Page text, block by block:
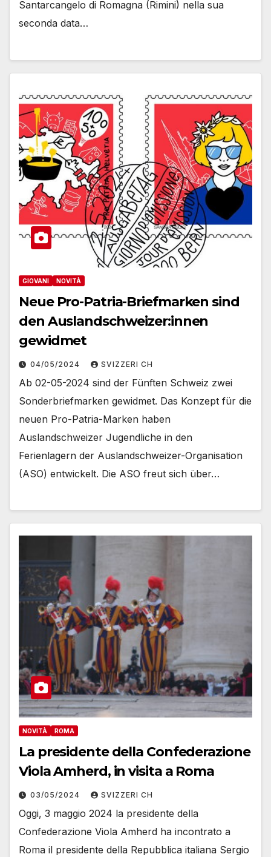
Santarcangelo di Romagna (Rimini) nella sua
seconda data…
GIOVANI NOVITÀ
Neue Pro-Patria-Briefmarken sind
den Auslandschweizer:innen
gewidmet
04/05/2024 SVIZZERI CH
Ab 02-05-2024 sind der Fünften Schweiz zwei
Sonderbriefmarken gewidmet. Das Konzept für die
neuen Pro-Patria-Marken haben
Auslandschweizer Jugendliche in den
Ferienlagern der Auslandschweizer-Organisation
(ASO) entwickelt. Die ASO freut sich über…
NOVITÀ ROMA
La presidente della Confederazione
Viola Amherd, in visita a Roma
03/05/2024 SVIZZERI CH
Oggi, 3 maggio 2024 la presidente della
Confederazione Viola Amherd ha incontrato a
Roma il presidente della Repubblica italiana Sergio